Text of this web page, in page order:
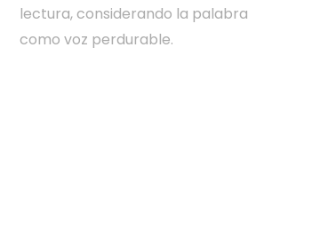
lectura, considerando la palabra
como voz perdurable.